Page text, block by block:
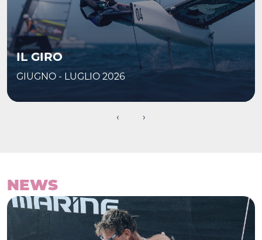
IL GIRO
GIUGNO - LUGLIO 2026
‹ ›
NEWS